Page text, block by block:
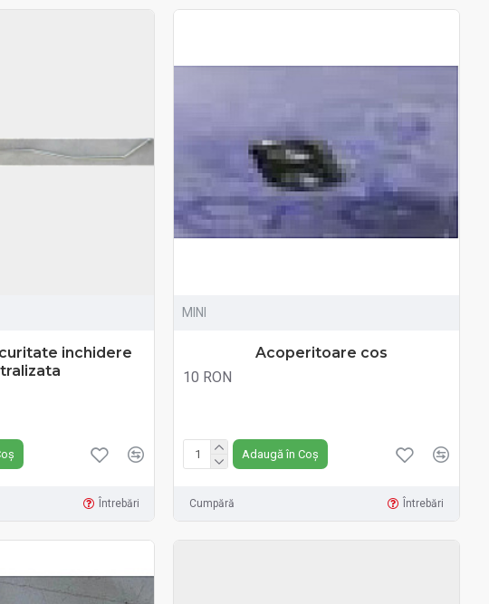
inchidere
Întrebări
MINI
Acoperitoare cos
10 RON
Adaugă în Coș
Cumpără Întrebări